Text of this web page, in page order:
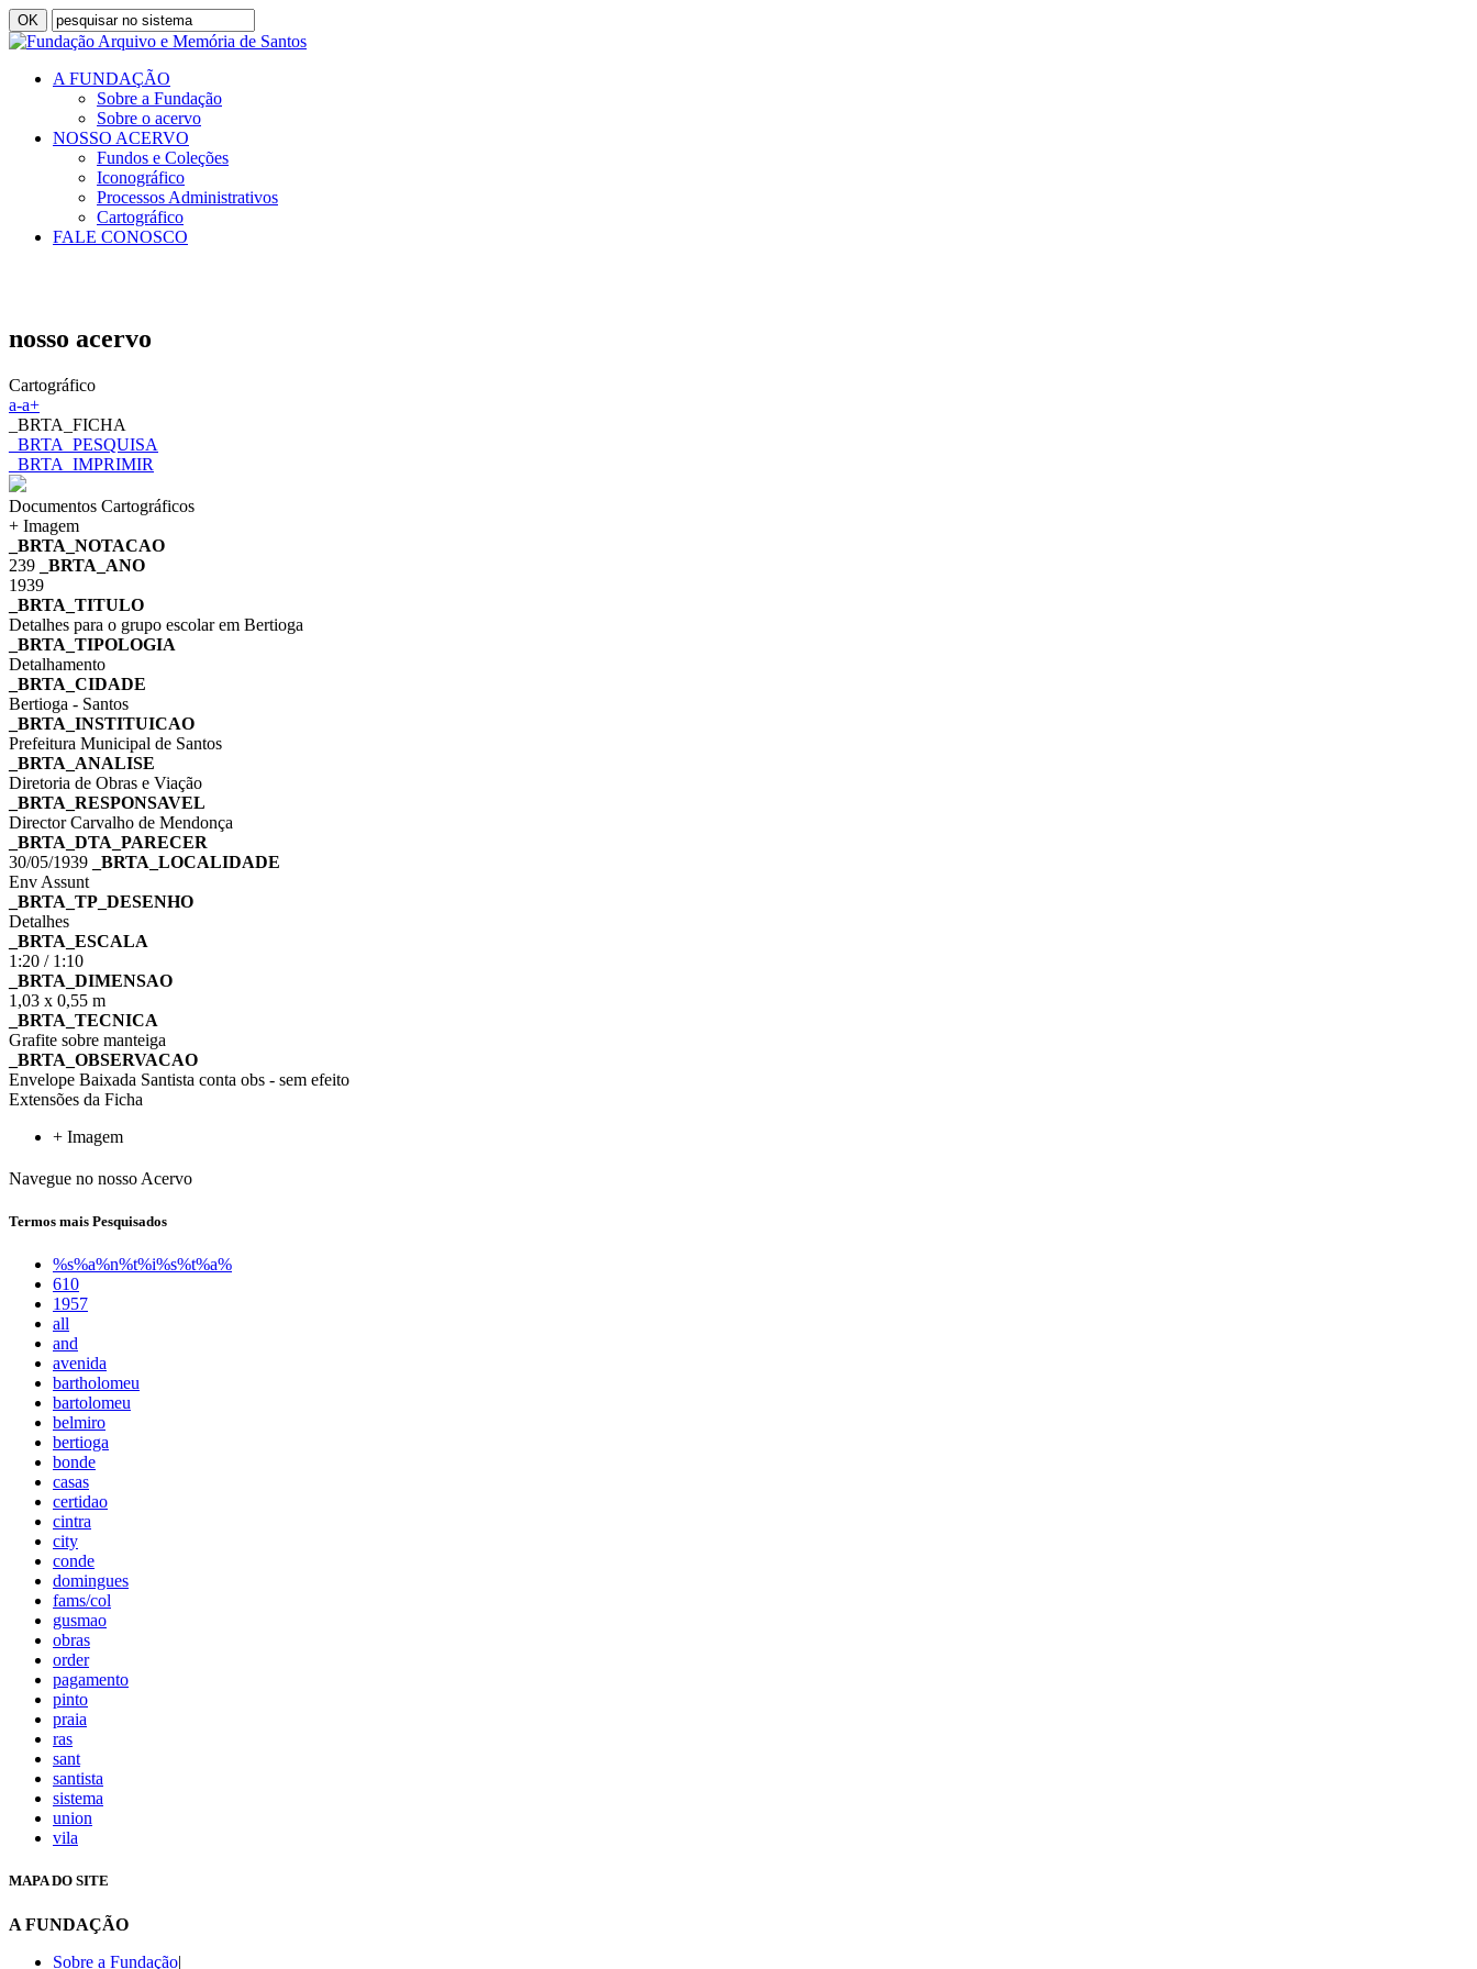
A FUNDAÇÃO
Sobre a Fundação
Sobre o acervo
NOSSO ACERVO
Fundos e Coleções
Iconográfico
Processos Administrativos
Cartográfico
FALE CONOSCO
nosso acervo
Cartográfico
a-a+
_BRTA_FICHA
_BRTA_PESQUISA
_BRTA_IMPRIMIR
Documentos Cartográficos
+ Imagem
_BRTA_NOTACAO
239
_BRTA_ANO
1939
_BRTA_TITULO
Detalhes para o grupo escolar em Bertioga
_BRTA_TIPOLOGIA
Detalhamento
_BRTA_CIDADE
Bertioga - Santos
_BRTA_INSTITUICAO
Prefeitura Municipal de Santos
_BRTA_ANALISE
Diretoria de Obras e Viação
_BRTA_RESPONSAVEL
Director Carvalho de Mendonça
_BRTA_DTA_PARECER
30/05/1939
_BRTA_LOCALIDADE
Env Assunt
_BRTA_TP_DESENHO
Detalhes
_BRTA_ESCALA
1:20 / 1:10
_BRTA_DIMENSAO
1,03 x 0,55 m
_BRTA_TECNICA
Grafite sobre manteiga
_BRTA_OBSERVACAO
Envelope Baixada Santista conta obs - sem efeito
Extensões da Ficha
+ Imagem
Navegue no nosso Acervo
Termos mais Pesquisados
%s%a%n%t%i%s%t%a%
610
1957
all
and
avenida
bartholomeu
bartolomeu
belmiro
bertioga
bonde
casas
certidao
cintra
city
conde
domingues
fams/col
gusmao
obras
order
pagamento
pinto
praia
ras
sant
santista
sistema
union
vila
MAPA DO SITE
A FUNDAÇÃO
Sobre a Fundação|